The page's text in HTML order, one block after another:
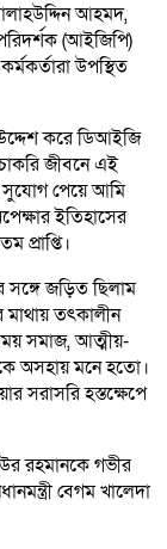
সালাহউদ্দিন আহমদ,
(আইজিপি)
উপস্থিত
করে ডিআইজি
জীবনে এই
সুযোগ পেয়ে আমি
ইতিহাসের
প্রাপ্তি।
সঙ্গে জড়িত ছিলাম
মাথায় তৎকালীন
সমাজ, আত্মীয়-
অসহায় মনে হতো।
সরাসরি হস্তক্ষেপে
রহমানকে গভীর
বেগম খালেদা